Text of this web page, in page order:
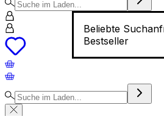
Beliebte
Bestseller